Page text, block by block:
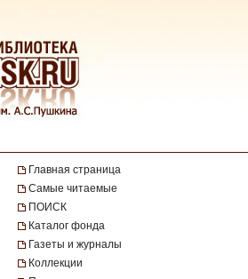
Главная страница
Самые читаемые
ПОИСК
Каталог фонда
Газеты и журналы
Коллекции